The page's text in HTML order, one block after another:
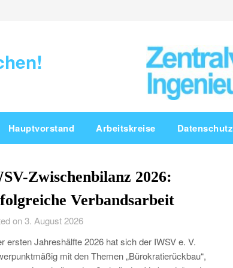
Hauptvorstand Arbeitskreise Datenschutz
Zwischenbilanz 2026:
Verbandsarbeit
on 3. August 2026
ersten Jahreshälfte 2026 hat sich der IWSV e. V.
mit den Themen „Bürokratierückbau“,